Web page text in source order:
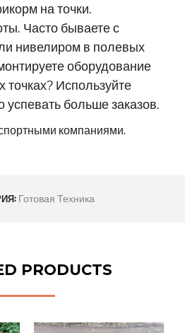
на точки.
Часто бываете с
нивелиром в полевых
оборудование
точках? Используйте
успевать больше заказов.
компаниями.
Готовая Техника
PRODUCTS